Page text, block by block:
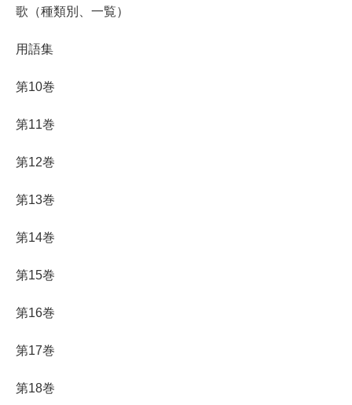
歌（種類別、一覧）
用語集
第10巻
第11巻
第12巻
第13巻
第14巻
第15巻
第16巻
第17巻
第18巻